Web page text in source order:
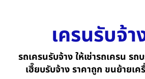
เครนรับจ้า
รถเครนรับจ้าง ให้เช่ารถเครน ร
เฮี๊ยบรับจ้าง ราคาถูก ขนย้ายเ